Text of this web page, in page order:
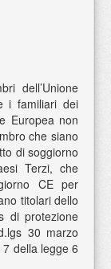
dell’Unione
i familiari dei
Europea non
che siano
di soggiorno
Terzi, che
CE per
titolari dello
di protezione
30 marzo
della legge 6